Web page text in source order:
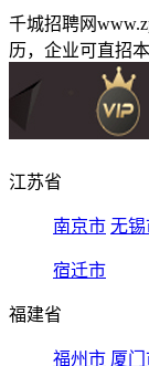
千城招聘网
历，企业可直招
江苏省
南京市 无锡
宿迁市
福建省
福州市 厦